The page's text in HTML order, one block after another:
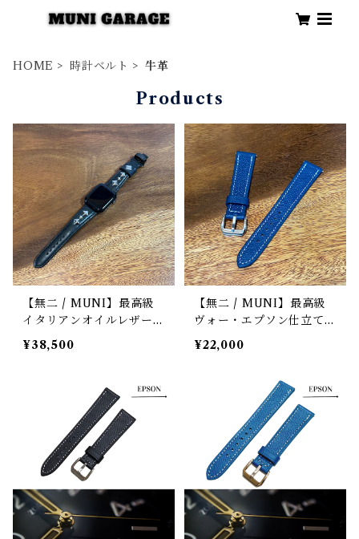
HOME 時計ベルト 牛革
Products
【無二 / MUNI】最高級
イタリアンオイルレザー仕
立て Apple Watch専用ス
タッズストラップ / ブラ
¥38,500
【無二 / MUNI】最高級
ヴォー・エプソン仕立て
時計ストラップ（時計ベル
ト）／ネイビー ラグ幅1
¥22,000